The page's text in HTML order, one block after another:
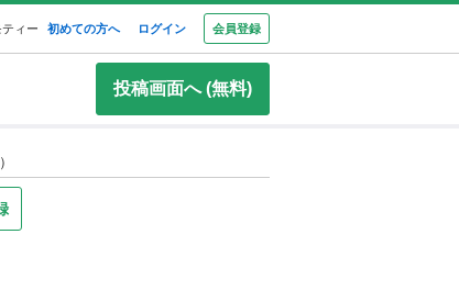
ィー 初めての方へ ログイン 会員登録
投稿画面へ (無料)